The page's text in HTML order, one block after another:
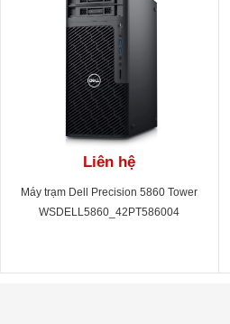
Liên hệ
Máy trạm Dell Precision 5860 Tower
WSDELL5860_42PT586004